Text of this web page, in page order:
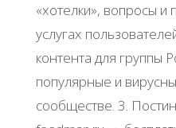
«хотелки», вопросы и
услугах
контента для группы
популярные и
сообществе. 3.